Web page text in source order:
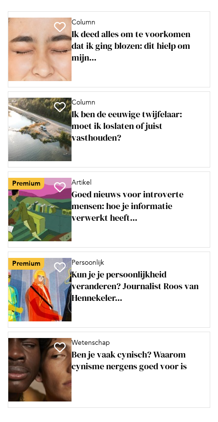
Column
Ik deed alles om te voorkomen
dat ik ging blozen: dit hielp om
mijn...
Column
Ik ben de eeuwige twijfelaar:
moet ik loslaten of juist
vasthouden?
Premium Artikel
Goed nieuws voor introverte
mensen: hoe je informatie
verwerkt heeft...
Premium Persoonlijk
Kun je je persoonlijkheid
veranderen? Journalist Roos van
Hennekeler...
Wetenschap
Ben je vaak cynisch? Waarom
cynisme nergens goed voor is